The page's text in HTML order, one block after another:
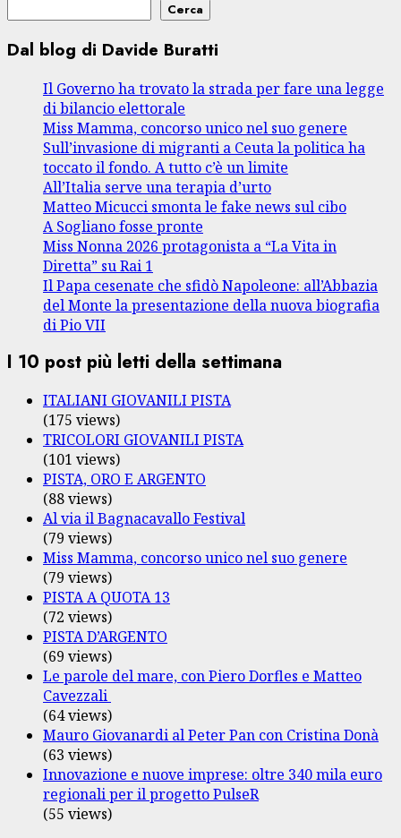
Cerca
Dal blog di Davide Buratti
Il Governo ha trovato la strada per fare una legge
di bilancio elettorale
Miss Mamma, concorso unico nel suo genere
Sull’invasione di migranti a Ceuta la politica ha
toccato il fondo. A tutto c’è un limite
All’Italia serve una terapia d’urto
Matteo Micucci smonta le fake news sul cibo
A Sogliano fosse pronte
Miss Nonna 2026 protagonista a “La Vita in
Diretta” su Rai 1
Il Papa cesenate che sfidò Napoleone: all’Abbazia
del Monte la presentazione della nuova biografia
di Pio VII
I 10 post più letti della settimana
ITALIANI GIOVANILI PISTA
(175 views)
TRICOLORI GIOVANILI PISTA
(101 views)
PISTA, ORO E ARGENTO
(88 views)
Al via il Bagnacavallo Festival
(79 views)
Miss Mamma, concorso unico nel suo genere
(79 views)
PISTA A QUOTA 13
(72 views)
PISTA D’ARGENTO
(69 views)
Le parole del mare, con Piero Dorfles e Matteo
Cavezzali
(64 views)
Mauro Giovanardi al Peter Pan con Cristina Donà
(63 views)
Innovazione e nuove imprese: oltre 340 mila euro
regionali per il progetto PulseR
(55 views)